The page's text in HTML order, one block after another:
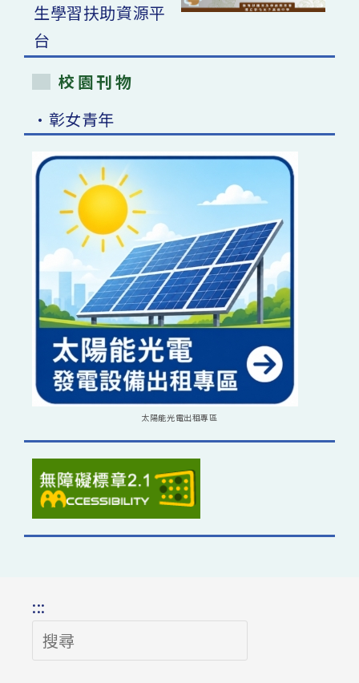
校園刊物
•彰女青年
太陽能光電出租專區
:::
搜
尋